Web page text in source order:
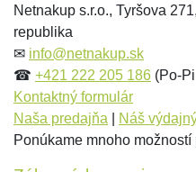
Meno:*
E-mail:
E-mail:*
Správa*
Netnakup s.r.o., Tyršova
republika
✉ info@netnakup.sk
☎ +421 222 205 186 (Po-
Kontaktný formulár
Naša predajňa
Náš
Ponúkame mnoho možností